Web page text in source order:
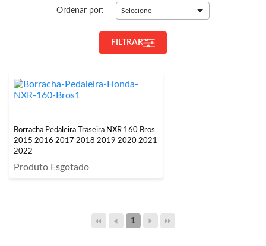
Ordenar por: Selecione
FILTRAR
Borracha Pedaleira Traseira NXR 160 Bros
2015 2016 2017 2018 2019 2020 2021
2022
Produto Esgotado
1